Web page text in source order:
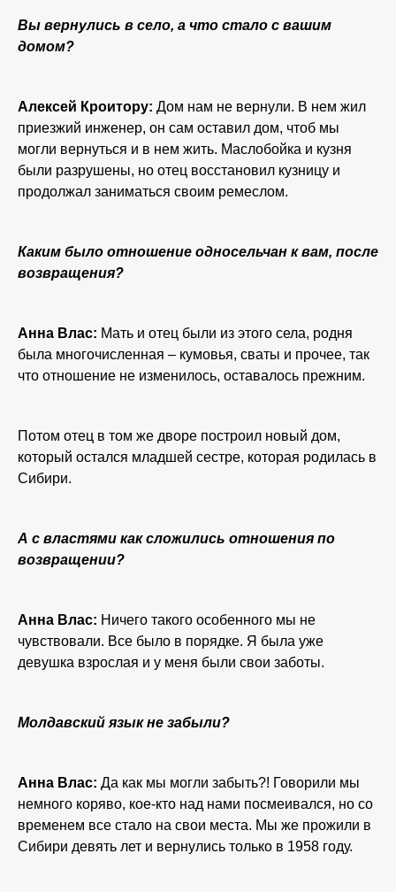
Вы вернулись в село, а что стало с вашим
домом?
Алексей Кроитору: Дом нам не вернули. В нем жил
приезжий инженер, он сам оставил дом, чтоб мы
могли вернуться и в нем жить. Маслобойка и кузня
были разрушены, но отец восстановил кузницу и
продолжал заниматься своим ремеслом.
Каким было отношение односельчан к вам, после
возвращения?
Анна Влас: Мать и отец были из этого села, родня
была многочисленная – кумовья, сваты и прочее, так
что отношение не изменилось, оставалось прежним.
Потом отец в том же дворе построил новый дом,
который остался младшей сестре, которая родилась в
Сибири.
А с властями как сложились отношения по
возвращении?
Анна Влас: Ничего такого особенного мы не
чувствовали. Все было в порядке. Я была уже
девушка взрослая и у меня были свои заботы.
Молдавский язык не забыли?
Анна Влас: Да как мы могли забыть?! Говорили мы
немного коряво, кое-кто над нами посмеивался, но со
временем все стало на свои места. Мы же прожили в
Сибири девять лет и вернулись только в 1958 году.